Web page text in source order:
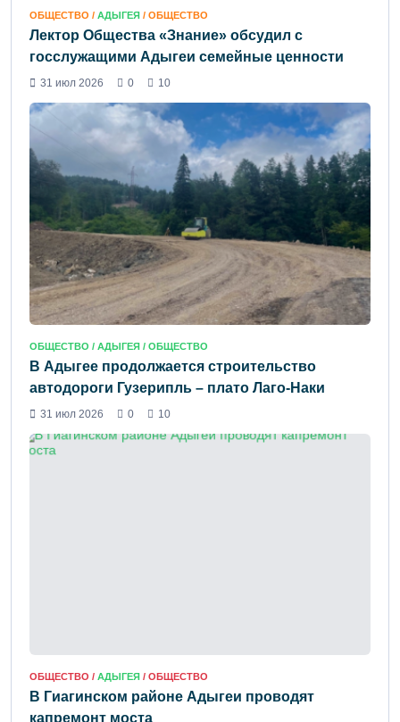
ОБЩЕСТВО / АДЫГЕЯ / ОБЩЕСТВО
Лектор Общества «Знание» обсудил с
госслужащими Адыгеи семейные ценности
31 июл 2026 0 10
ОБЩЕСТВО / АДЫГЕЯ / ОБЩЕСТВО
В Адыгее продолжается строительство
автодороги Гузерипль – плато Лаго-Наки
31 июл 2026 0 10
ОБЩЕСТВО / АДЫГЕЯ / ОБЩЕСТВО
В Гиагинском районе Адыгеи проводят
капремонт моста